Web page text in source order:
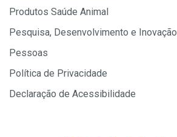
Produtos Saúde Animal
Pesquisa, Desenvolvimento e Inovação
Pessoas
Política de Privacidade
Declaração de Acessibilidade